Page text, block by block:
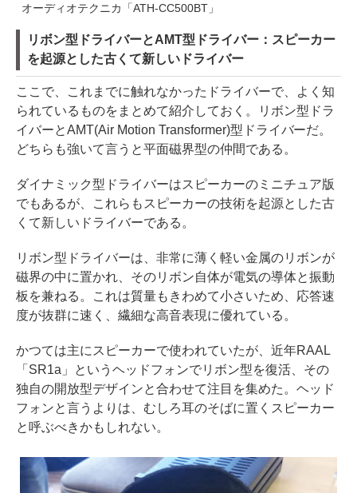
オーディオテクニカ「ATH-CC500BT」
リボン型ドライバーとAMT型ドライバー：スピーカー
を起源とした古くて新しいドライバー
ここで、これまでに触れなかったドライバーで、よく知
られているものをまとめて紹介しておく。リボン型ドラ
イバーとAMT(Air Motion Transformer)型ドライバーだ。
どちらも強いて言うと平面磁界型の仲間である。
ダイナミック型ドライバーはスピーカーのミニチュア版
でもあるが、これらもスピーカーの技術を起源とした古
くて新しいドライバーである。
リボン型ドライバーは、非常に薄く軽い金属のリボンが
磁界の中に置かれ、そのリボン自体が電気の導体と振動
板を兼ねる。これは質量もきわめて小さいため、応答速
度が抜群に速く、繊細な高音表現に優れている。
かつては主にスピーカーで使われていたが、近年RAAL
「SR1a」というヘッドフォンでリボン型を復活、その
独自の開放型デザインと合わせて注目を集めた。ヘッド
フォンと言うよりは、むしろ耳のそばに置くスピーカー
と呼ぶべきかもしれない。